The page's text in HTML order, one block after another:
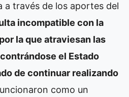
a través de los aportes del
incompatible con la
la que atraviesan las
el Estado
de continuar realizando
como un